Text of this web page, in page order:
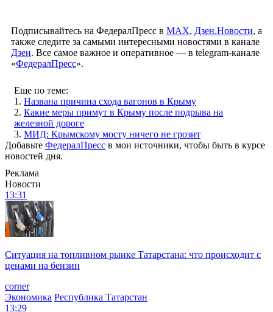
Подписывайтесь на ФедералПресс в МАХ, Дзен.Новости, а
также следите за самыми интересными новостями в канале
Дзен. Все самое важное и оперативное — в telegram-канале
«ФедералПресс».
Еще по теме:
1. Названа причина схода вагонов в Крыму
2. Какие меры примут в Крыму после подрыва на
железной дороге
3. МИД: Крымскому мосту ничего не грозит
Добавьте ФедералПресс в мои источники, чтобы быть в курсе
новостей дня.
Реклама
Новости
13:31
Ситуация на топливном рынке Татарстана: что происходит с
ценами на бензин
corner
Экономика Республика Татарстан
13:29